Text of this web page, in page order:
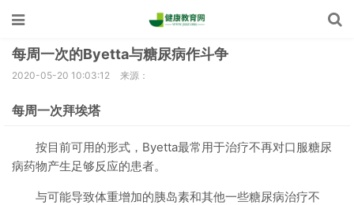
每周一次的Byetta与糖尿病作斗争
2020-05-20 10:03:12 来源：
每周一次拜埃塔
按目前可用的形式，Byetta最常用于治疗不再对口服糖尿
病药物产生足够反应的患者。
与可能导致体重增加的胰岛素和其他一些糖尿病治疗不